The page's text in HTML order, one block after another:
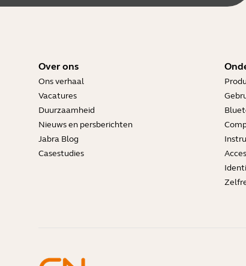
Over ons
Ons verhaal
Vacatures
Duurzaamheid
Nieuws en persberichten
Jabra Blog
Casestudies